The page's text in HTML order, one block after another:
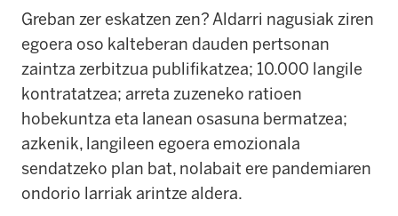
Greban zer eskatzen zen? Aldarri nagusiak ziren
egoera oso kalteberan dauden pertsonan
zaintza zerbitzua publifikatzea; 10.000 langile
kontratatzea; arreta zuzeneko ratioen
hobekuntza eta lanean osasuna bermatzea;
azkenik, langileen egoera emozionala
sendatzeko plan bat, nolabait ere pandemiaren
ondorio larriak arintze aldera.